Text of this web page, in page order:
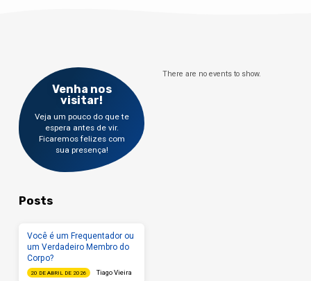
Venha nos
visitar!
Veja um pouco do que te
espera antes de vir.
Ficaremos felizes com
sua presença!
There are no events to show.
Posts
Você é um Frequentador ou
um Verdadeiro Membro do
Corpo?
20 DE ABRIL DE 2026 Tiago Vieira